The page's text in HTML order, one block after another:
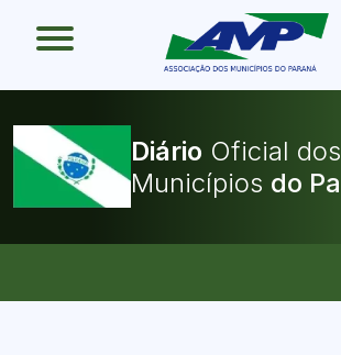
Diário Oficial dos
Municípios
Como funciona
Benefícios
Legislação
O Que Pode Ser Publicado
Faça sua Adesão